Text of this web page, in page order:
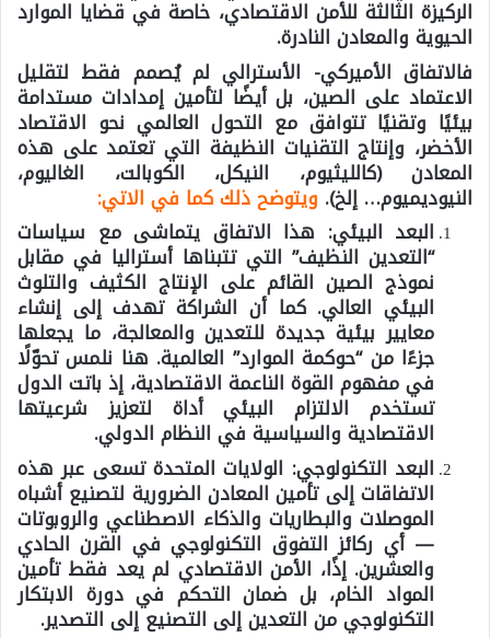
الركيزة الثالثة للأمن الاقتصادي، خاصة في قضايا الموارد
الحيوية والمعادن النادرة.
فالاتفاق الأميركي- الأسترالي لم يُصمم فقط لتقليل
الاعتماد على الصين، بل أيضًا لتأمين إمدادات مستدامة
بيئيًا وتقنيًا تتوافق مع التحول العالمي نحو الاقتصاد
الأخضر، وإنتاج التقنيات النظيفة التي تعتمد على هذه
المعادن (كالليثيوم، النيكل، الكوبالت، الغاليوم،
النيوديميوم… إلخ). ويتوضح ذلك كما في الاتي:
البعد البيئي: هذا الاتفاق يتماشى مع سياسات
“التعدين النظيف” التي تتبناها أستراليا في مقابل
نموذج الصين القائم على الإنتاج الكثيف والتلوث
البيئي العالي. كما أن الشراكة تهدف إلى إنشاء
معايير بيئية جديدة للتعدين والمعالجة، ما يجعلها
جزءًا من “حوكمة الموارد” العالمية. هنا نلمس تحوّلًا
في مفهوم القوة الناعمة الاقتصادية، إذ باتت الدول
تستخدم الالتزام البيئي أداة لتعزيز شرعيتها
الاقتصادية والسياسية في النظام الدولي.
البعد التكنولوجي: الولايات المتحدة تسعى عبر هذه
الاتفاقات إلى تأمين المعادن الضرورية لتصنيع أشباه
الموصلات والبطاريات والذكاء الاصطناعي والروبوتات
— أي ركائز التفوق التكنولوجي في القرن الحادي
والعشرين. إذًا، الأمن الاقتصادي لم يعد فقط تأمين
المواد الخام، بل ضمان التحكم في دورة الابتكار
التكنولوجي من التعدين إلى التصنيع إلى التصدير.